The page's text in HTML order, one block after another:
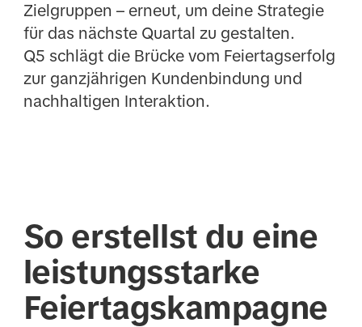
Zielgruppen – erneut, um deine Strategie
für das nächste Quartal zu gestalten.
Q5 schlägt die Brücke vom Feiertagserfolg
zur ganzjährigen Kundenbindung und
nachhaltigen Interaktion.
So erstellst du eine
leistungsstarke
Feiertagskampagne